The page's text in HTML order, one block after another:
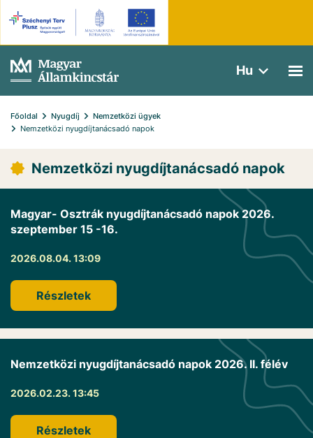
Hu
Főoldal Nyugdíj
Nemzetközi ügyek
Nemzetközi nyugdíjtanácsadó napok
Nemzetközi nyugdíjtanácsadó napok
Magyar- Osztrák nyugdíjtanácsadó napok 2026.
szeptember 15 -16.
2026.08.04. 13:09
Részletek
Nemzetközi nyugdíjtanácsadó napok 2026. II. félév
2026.02.23. 13:45
Részletek